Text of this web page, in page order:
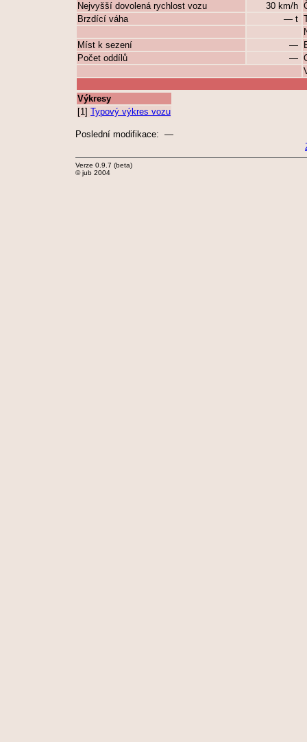
Nejvyšší dovolená rychlost vozu
30 km/h
Brzdící váha
— t
Míst k sezení
—
Počet oddílů
—
Výkresy
[1] Typový výkres vozu
Poslední modifikace: —
Verze 0.9.7 (beta)
© jub 2004